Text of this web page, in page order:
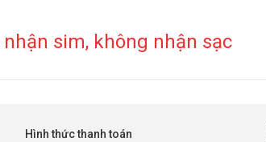
sim, không nhận sạc
Hình thức thanh toán